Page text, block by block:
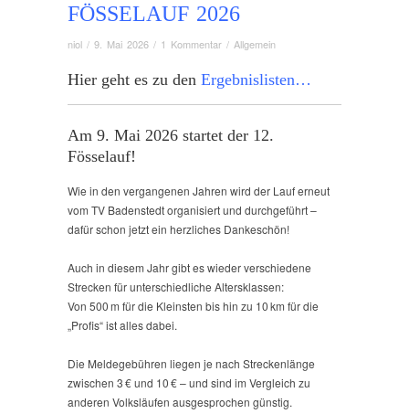
FÖSSELAUF 2026
niol / 9. Mai 2026 / 1 Kommentar / Allgemein
Hier geht es zu den Ergebnislisten…
Am 9. Mai 2026 startet der 12.
Fösselauf!
Wie in den vergangenen Jahren wird der Lauf erneut
vom TV Badenstedt organisiert und durchgeführt –
dafür schon jetzt ein herzliches Dankeschön!
Auch in diesem Jahr gibt es wieder verschiedene
Strecken für unterschiedliche Altersklassen:
Von 500 m für die Kleinsten bis hin zu 10 km für die
„Profis“ ist alles dabei.
Die Meldegebühren liegen je nach Streckenlänge
zwischen 3 € und 10 € – und sind im Vergleich zu
anderen Volksläufen ausgesprochen günstig.